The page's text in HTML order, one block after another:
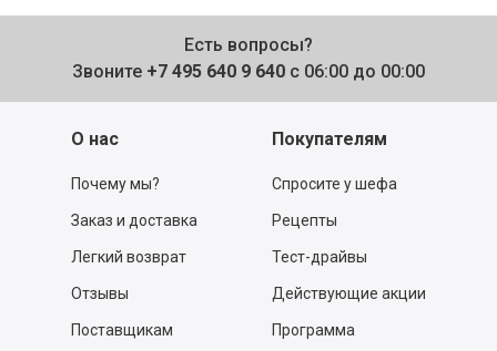
Есть вопросы?
Звоните +7 495 640 9 640 с 06:00 до 00:00
О нас
Почему мы?
Заказ и доставка
Легкий возврат
Отзывы
Поставщикам
Покупателям
Спросите у шефа
Рецепты
Тест-драйвы
Действующие акции
Программа